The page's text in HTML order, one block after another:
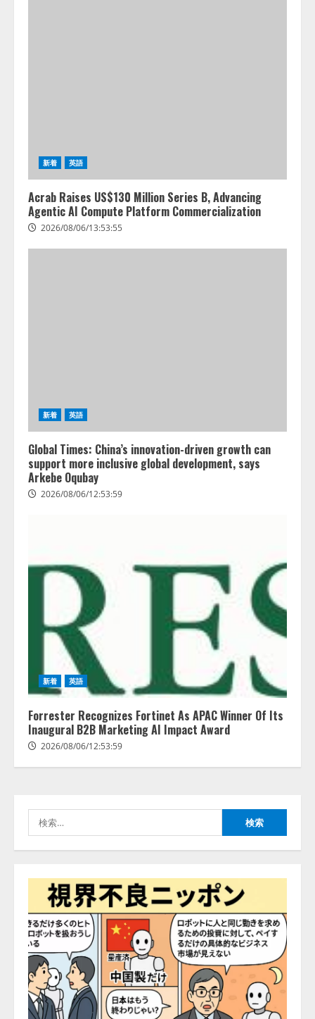
新着 英語
Acrab Raises US$130 Million Series B, Advancing
Agentic AI Compute Platform Commercialization
2026/08/06/13:53:55
新着 英語
Global Times: China’s innovation-driven growth can
support more inclusive global development, says
Arkebe Oqubay
2026/08/06/12:53:59
新着 英語
Forrester Recognizes Fortinet As APAC Winner Of Its
Inaugural B2B Marketing AI Impact Award
2026/08/06/12:53:59
索:
2
レアラ、『AIはどの法律事務所を
推薦するのか』について 企業法
務系70事務所×5つのAIで実態調査
3
ZETAアライアンス、AIとIoTの共
創を推進する 「Agentic IoT Lab」
を設立
2026/08/06/11:53:44
4
い方』の刊行予定を公開
5
来を見据え、顧客接点を収益に変
える「Helpfeel Growth」提供開始
2026/08/05/19:53:48
1
アシストAIテラス、ガバナンス機
能を備えたAIエージェントプラッ
トフォーム「QueryPie AIP」を提
供開始
2026/08/06/11:53:44